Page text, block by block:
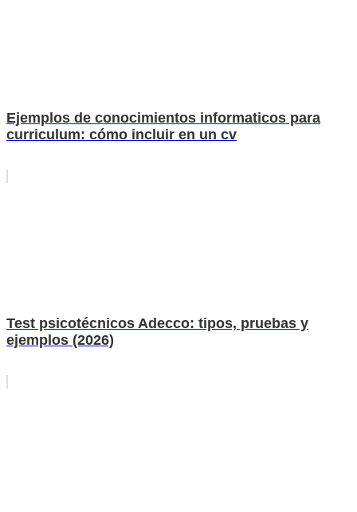
Ejemplos de conocimientos informaticos para
curriculum: cómo incluir en un cv
Test psicotécnicos Adecco: tipos, pruebas y
ejemplos (2026)